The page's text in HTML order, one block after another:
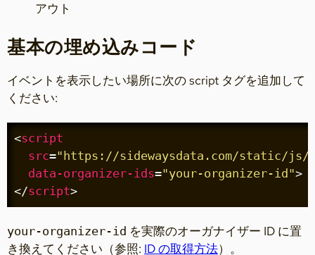
アウト
基本の埋め込みコード
イベントを表示したい場所に次の script タグを追加して
ください:
<script
src="https://sidewaysdata.com/static/js/
data-organizer-ids="your-organizer-id">
</script>
your-organizer-id を実際のオーガナイザー ID に置
き換えてください（参照: ID の取得方法）。